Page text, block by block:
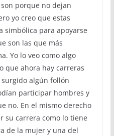
porque no dejan
yo creo que estas
simbólica para apoyarse
son las que más
Yo lo veo como algo
que ahora hay carreras
algún follón
participar hombres y
no. En el mismo derecho
su carrera como lo tiene
de la mujer y una del